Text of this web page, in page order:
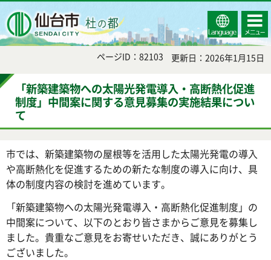
Select
Language
コンテ
ンツメ
ニュー
ページID：82103 更新日：2026年1月15日
「新築建築物への太陽光発電導入・高断熱化促進
制度」中間案に関する意見募集の実施結果につい
て
市では、新築建築物の屋根等を活用した太陽光発電の導入
や高断熱化を促進するための新たな制度の導入に向け、具
体の制度内容の検討を進めています。
「新築建築物への太陽光発電導入・高断熱化促進制度」の
中間案について、以下のとおり皆さまからご意見を募集し
ました。貴重なご意見をお寄せいただき、誠にありがとう
ございました。